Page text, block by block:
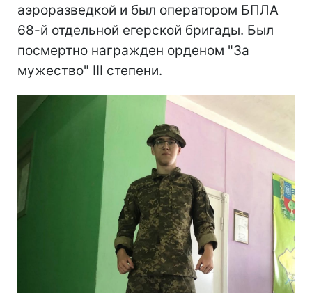
аэроразведкой и был оператором БПЛА
68-й отдельной егерской бригады. Был
посмертно награжден орденом "За
мужество" III степени.